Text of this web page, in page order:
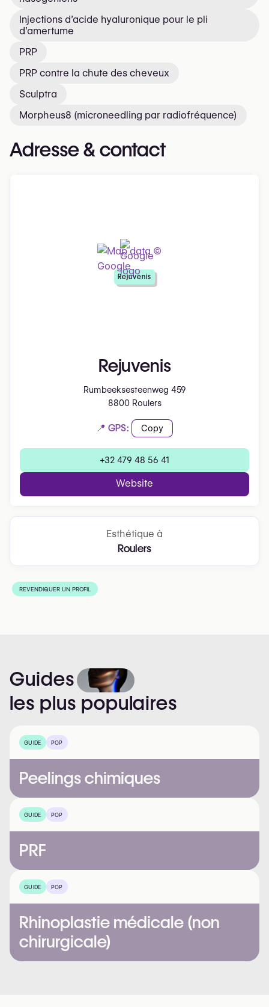
Injections d’acide hyaluronique pour le pli
d’amertume
PRP
PRP contre la chute des cheveux
Sculptra
Morpheus8 (microneedling par radiofréquence)
Adresse & contact
Rejuvenis
Rumbeeksesteenweg 459
8800 Roulers
📍 GPS: Copy
+32 479 48 56 41
Website
Rejuvenis
Esthétique à
Roulers
REVENDIQUER UN PROFIL
Guides
les plus populaires
GUIDE POP
Peelings chimiques
GUIDE POP
PRF
GUIDE POP
Rhinoplastie médicale (non
chirurgicale)